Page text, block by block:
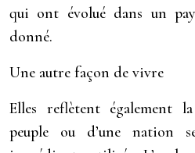
qui ont évolué dans un
donné.
Une autre façon de vivre
Elles reflètent également
peuple ou d’une nation